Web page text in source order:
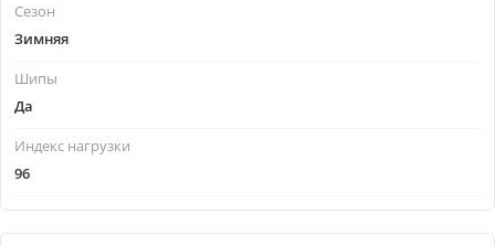
Сезон
Зимняя
Шипы
Да
Индекс нагрузки
96